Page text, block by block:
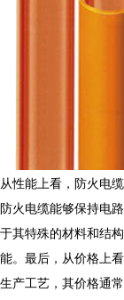
从性能上看，防火电
防火电缆能够保持电
于其特殊的材料和结
能。最后，从价格上
生产工艺，其价格通